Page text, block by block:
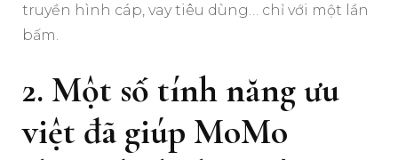
truyền hình cáp, vay tiêu dùng… chỉ với một lần
bấm.
2. Một số tính năng ưu
việt đã giúp MoMo